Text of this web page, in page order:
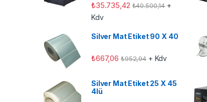
₺35.735,42 ₺40.500,14 +
Kdv
Silver Mat Etiket 90 X 40
₺667,06 ₺952,94+ Kdv
Silver Mat Etiket 25 X 45
4lü